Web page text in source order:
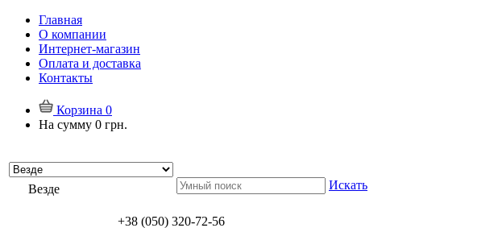
Главная
О компании
Интернет-магазин
Оплата и доставка
Контакты
Корзина 0
На сумму 0 грн.
Везде Искать
+38 (050) 320-72-56